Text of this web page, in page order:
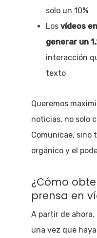
solo un 10%
Los vídeos
generar un
interacción
texto
Queremos
noticias, no solo
Comunicae, sino
orgánico y el
¿Cómo
prensa en
A partir de
una vez que